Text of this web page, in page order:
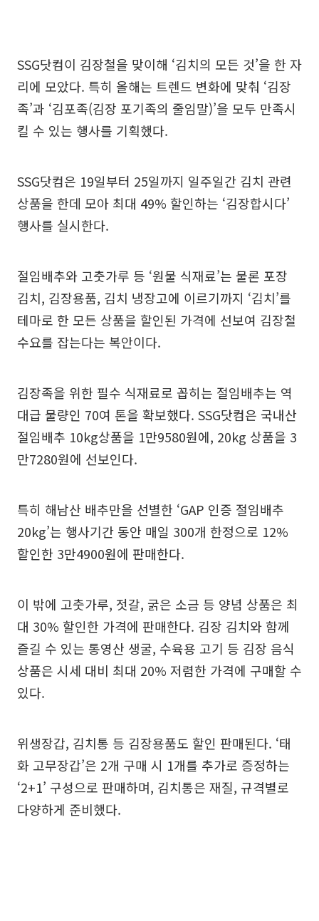
SSG닷컴이 김장철을 맞이해 ‘김치의 모든 것’을 한 자
리에 모았다. 특히 올해는 트렌드 변화에 맞춰 ‘김장
족’과 ‘김포족(김장 포기족의 줄임말)’을 모두 만족시
킬 수 있는 행사를 기획했다.
SSG닷컴은 19일부터 25일까지 일주일간 김치 관련
상품을 한데 모아 최대 49% 할인하는 ‘김장합시다’
행사를 실시한다.
절임배추와 고춧가루 등 ‘원물 식재료’는 물론 포장
김치, 김장용품, 김치 냉장고에 이르기까지 ‘김치’를
테마로 한 모든 상품을 할인된 가격에 선보여 김장철
수요를 잡는다는 복안이다.
김장족을 위한 필수 식재료로 꼽히는 절임배추는 역
대급 물량인 70여 톤을 확보했다. SSG닷컴은 국내산
절임배추 10kg상품을 1만9580원에, 20kg 상품을 3
만7280원에 선보인다.
특히 해남산 배추만을 선별한 ‘GAP 인증 절임배추
20kg’는 행사기간 동안 매일 300개 한정으로 12%
할인한 3만4900원에 판매한다.
이 밖에 고춧가루, 젓갈, 굵은 소금 등 양념 상품은 최
대 30% 할인한 가격에 판매한다. 김장 김치와 함께
즐길 수 있는 통영산 생굴, 수육용 고기 등 김장 음식
상품은 시세 대비 최대 20% 저렴한 가격에 구매할 수
있다.
위생장갑, 김치통 등 김장용품도 할인 판매된다. ‘태
화 고무장갑’은 2개 구매 시 1개를 추가로 증정하는
‘2+1’ 구성으로 판매하며, 김치통은 재질, 규격별로
다양하게 준비했다.